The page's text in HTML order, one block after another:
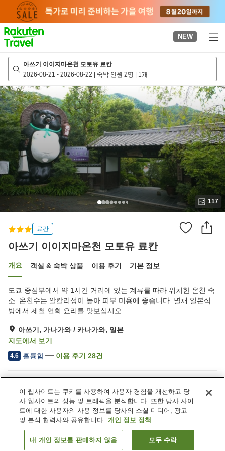
page
NEW
아쓰기 이이지마온천 모토유 료칸
2026-08-21 - 2026-08-22 | 숙박 인원 2명 | 1개
117
료칸
아쓰기 이이지마온천 모토유 료칸
개요 객실 & 숙박 상품 이용 후기 기본 정보
도쿄 중심부에서 약 1시간 거리에 있는 계류를 따라 위치한 온천 숙
소. 온천수는 알칼리성이 높아 피부 미용에 좋습니다. 별채 일본식
방에서 제철 연회 요리를 맛보십시오.
아쓰기, 가나가와 / 카나가와, 일본
지도에서 보기
4.6 훌륭함 이용 후기 28건
주차장
스파 / 미용실
카페
자동판매기
일본 가나가와 / 카나가와
아쓰기 이이지마온천 모토유 료칸객실 보기
이 웹사이트는 쿠키를 사용하여 사용자 경험을 개선하고 당
사 웹사이트의 성능 및 트래픽을 분석합니다. 또한 당사 사이
트에 대한 사용자의 사용 정보를 당사의 소셜 미디어, 광고
및 분석 협력사와 공유합니다. 개인 정보 정책
내 개인 정보를 판매하지 않음 모두 수락